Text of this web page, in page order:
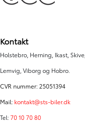
Kontakt
Holstebro, Herning, Ikast, Skive,
Lemvig, Viborg og Hobro.
CVR nummer: 25051394
Mail: kontakt@sts-biler.dk
Tel:70 10 70 80